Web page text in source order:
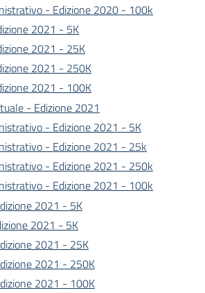
- Edizione 2020 - 100k
2021 - 5K
2021 - 25K
2021 - 250K
2021 - 100K
- Edizione 2021
- Edizione 2021 - 5K
- Edizione 2021 - 25k
- Edizione 2021 - 250k
- Edizione 2021 - 100k
2021 - 5K
2021 - 5K
2021 - 25K
2021 - 250K
2021 - 100K